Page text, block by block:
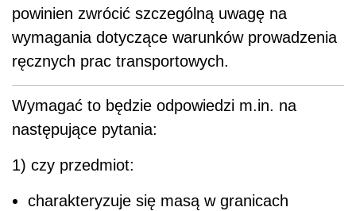
powinien zwrócić szczególną uwagę na
wymagania dotyczące warunków prowadzenia
ręcznych prac transportowych.
Wymagać to będzie odpowiedzi m.in. na
następujące pytania:
1) czy przedmiot:
charakteryzuje się masą w granicach